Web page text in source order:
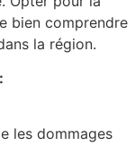
bien comprendre
la région.
les dommages